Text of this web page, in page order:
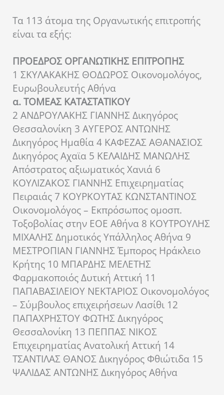
Τα 113 άτομα της Οργανωτικής επιτροπής
είναι τα εξής:
ΠΡΟΕΔΡΟΣ ΟΡΓΑΝΩΤΙΚΗΣ ΕΠΙΤΡΟΠΗΣ
1 ΣΚΥΛΑΚΑΚΗΣ ΘΟΔΩΡΟΣ Οικονομολόγος,
Ευρωβουλευτής Αθήνα
α. ΤΟΜΕΑΣ ΚΑΤΑΣΤΑΤΙΚΟΥ
2 ΑΝΔΡΟΥΛΑΚΗΣ ΓΙΑΝΝΗΣ Δικηγόρος
Θεσσαλονίκη 3 ΑΥΓΕΡΟΣ ΑΝΤΩΝΗΣ
Δικηγόρος Ημαθία 4 ΚΑΦΕΖΑΣ ΑΘΑΝΑΣΙΟΣ
Δικηγόρος Αχαϊα 5 ΚΕΛΑΙΔΗΣ ΜΑΝΩΛΗΣ
Απόστρατος αξιωματικός Χανιά 6
ΚΟΥΛΙΖΑΚΟΣ ΓΙΑΝΝΗΣ Επιχειρηματίας
Πειραιάς 7 ΚΟΥΡΚΟΥΤΑΣ ΚΩΝΣΤΑΝΤΙΝΟΣ
Οικονομολόγος – Εκπρόσωπος ομοσπ.
Τοξοβολίας στην ΕΟΕ Αθήνα 8 ΚΟΥΤΡΟΥΛΗΣ
ΜΙΧΑΛΗΣ Δημοτικός Υπάλληλος Αθήνα 9
ΜΕΣΤΡΟΠΙΑΝ ΓΙΑΝΝΗΣ Έμπορος Ηράκλειο
Κρήτης 10 ΜΠΑΡΔΗΣ ΜΕΛΕΤΗΣ
Φαρμακοποιός Δυτική Αττική 11
ΠΑΠΑΒΑΣΙΛΕΙΟΥ ΝΕΚΤΑΡΙΟΣ Οικονομολόγος
– Σύμβουλος επιχειρήσεων Λασίθι 12
ΠΑΠΑΧΡΗΣΤΟΥ ΦΩΤΗΣ Δικηγόρος
Θεσσαλονίκη 13 ΠΕΠΠΑΣ ΝΙΚΟΣ
Επιχειρηματίας Ανατολική Αττική 14
ΤΣΑΝΤΙΛΑΣ ΘΑΝΟΣ Δικηγόρος Φθιώτιδα 15
ΨΑΛΙΔΑΣ ΑΝΤΩΝΗΣ Δικηγόρος Αθήνα